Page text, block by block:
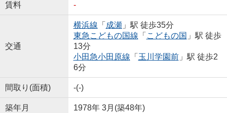
賃料 -
交通
横浜線 「 成瀬」駅 徒歩35分
東急こどもの国線 「 こどもの国 」駅 徒歩
13分
小田急小田原線 「 玉川学園前」駅 徒歩2
6分
間取り(面積) -(-)
築年月 1978年 3月(築48年)